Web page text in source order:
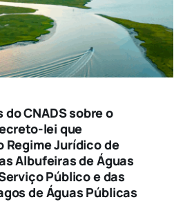
CNADS sobre o
lei que
Regime Jurídico de
Albufeiras de Águas
Público e das
de Águas Públicas